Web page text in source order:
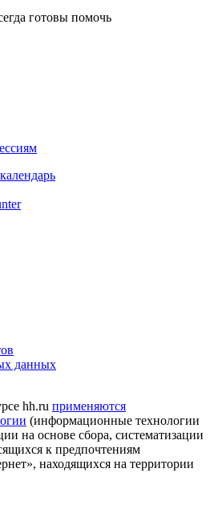
готовы помочь
данных
hh.ru применяются
(информационные технологии
на основе сбора, систематизации
к предпочтениям
находящихся на территории